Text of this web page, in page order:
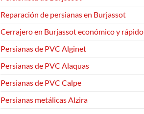
Reparación de persianas en Burjassot
Cerrajero en Burjassot económico y rápido
Persianas de PVC Alginet
Persianas de PVC Alaquas
Persianas de PVC Calpe
Persianas metálicas Alzira